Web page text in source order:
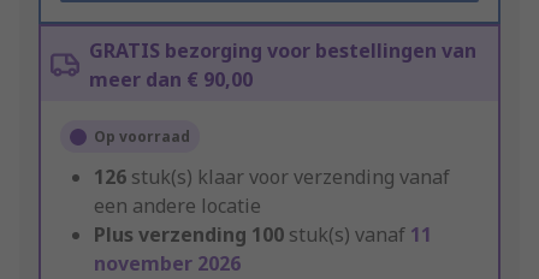
GRATIS bezorging voor bestellingen van
meer dan € 90,00
Op voorraad
126 stuk(s) klaar voor verzending vanaf
een andere locatie
Plus verzending 100 stuk(s) vanaf 11
november 2026